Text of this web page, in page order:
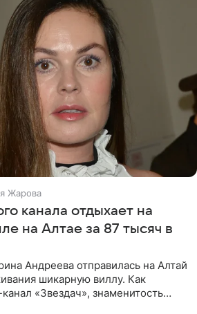
Жарова
канала отдыхает на
на Алтае за 87 тысяч в
Андреева отправилась на Алтай
шикарную виллу. Как
«Звездач», знаменитость